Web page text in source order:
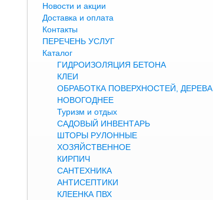
Новости и акции
Доставка и оплата
Контакты
ПЕРЕЧЕНЬ УСЛУГ
Каталог
ГИДРОИЗОЛЯЦИЯ БЕТОНА
КЛЕИ
ОБРАБОТКА ПОВЕРХНОСТЕЙ, ДЕРЕВА
НОВОГОДНЕЕ
Туризм и отдых
САДОВЫЙ ИНВЕНТАРЬ
ШТОРЫ РУЛОННЫЕ
ХОЗЯЙСТВЕННОЕ
КИРПИЧ
САНТЕХНИКА
АНТИСЕПТИКИ
КЛЕЕНКА ПВХ